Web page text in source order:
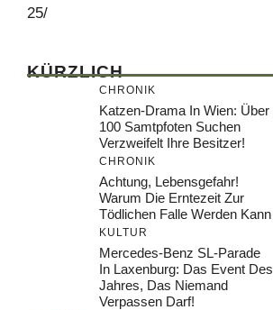
25/
KÜRZLICH
CHRONIK
Katzen-Drama In Wien: Über
100 Samtpfoten Suchen
Verzweifelt Ihre Besitzer!
CHRONIK
Achtung, Lebensgefahr!
Warum Die Erntezeit Zur
Tödlichen Falle Werden Kann
KULTUR
Mercedes-Benz SL-Parade
In Laxenburg: Das Event Des
Jahres, Das Niemand
Verpassen Darf!